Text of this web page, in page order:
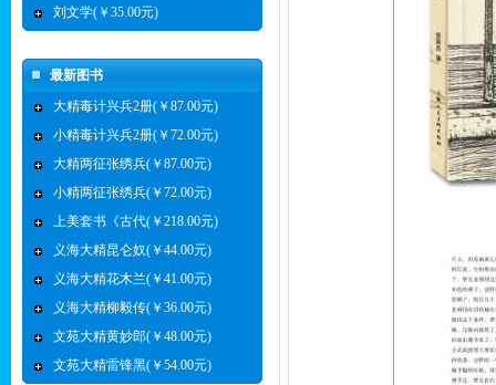
刘文学(￥35.00元)
最新图书
大精毒计兴兵2册(￥87.00元)
小精毒计兴兵2册(￥72.00元)
大精两征张绣兵(￥87.00元)
小精两征张绣兵(￥72.00元)
上美套书《古代(￥218.00元)
义海大精昆仑奴(￥44.00元)
义海大精花木兰(￥41.00元)
义海大精柳毅传(￥36.00元)
文苑大精黄妙郎(￥48.00元)
文苑大精雷锋黑(￥54.00元)